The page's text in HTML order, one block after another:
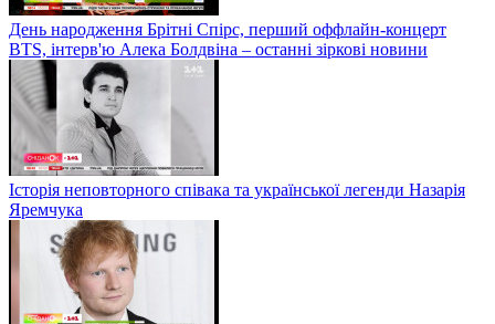
День народження Брітні Спірс, перший оффлайн-концерт
BTS, інтерв'ю Алека Болдвіна – останні зіркові новини
Історія неповторного співака та української легенди Назарія
Яремчука